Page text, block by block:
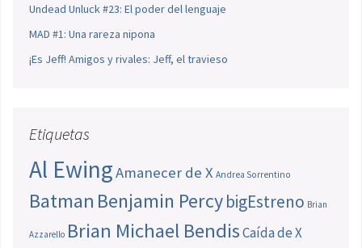
Undead Unluck #23: El poder del lenguaje
MAD #1: Una rareza nipona
¡Es Jeff! Amigos y rivales: Jeff, el travieso
Etiquetas
Al EwingAmanecer de X Andrea Sorrentino
Batman Benjamin PercybigEstreno Brian
Azzarello Brian Michael BendisCaída de X